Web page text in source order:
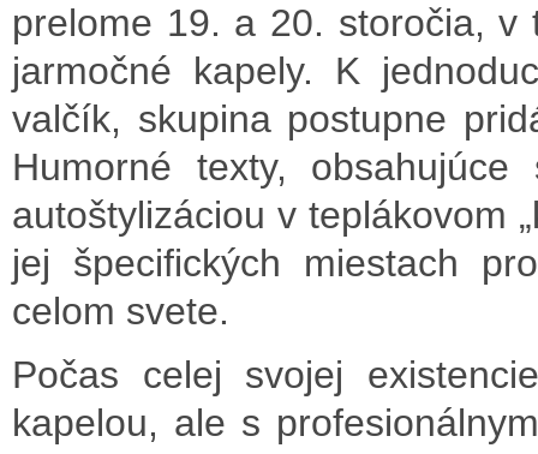
prelome 19. a 20. storočia, v
jarmočné kapely. K
valčík, skupina postupne
Humorné texty,
autoštylizáciou v teplákovom
jej špecifických miestach
celom svete.
Počas celej svojej
kapelou, ale s